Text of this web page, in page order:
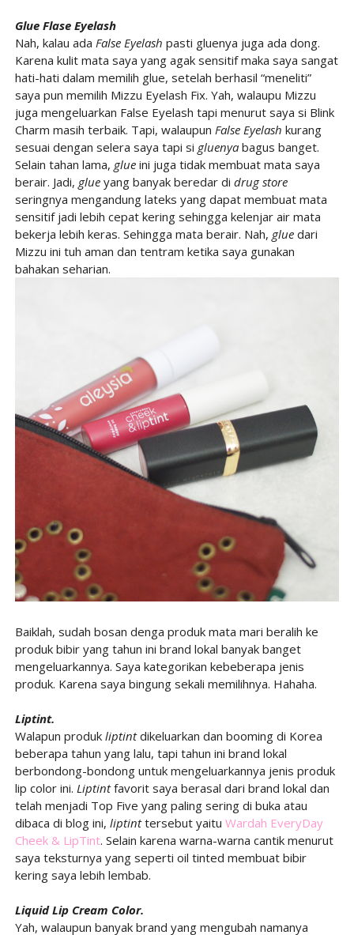
Glue Flase Eyelash
Nah, kalau ada False Eyelash pasti gluenya juga ada dong.
Karena kulit mata saya yang agak sensitif maka saya sangat
hati-hati dalam memilih glue, setelah berhasil “meneliti”
saya pun memilih Mizzu Eyelash Fix. Yah, walaupu Mizzu
juga mengeluarkan False Eyelash tapi menurut saya si Blink
Charm masih terbaik. Tapi, walaupun False Eyelash kurang
sesuai dengan selera saya tapi si gluenya bagus banget.
Selain tahan lama, glueini juga tidak membuat mata saya
berair. Jadi, glueyang banyak beredar di drug store
seringnya mengandung lateks yang dapat membuat mata
sensitif jadi lebih cepat kering sehingga kelenjar air mata
bekerja lebih keras. Sehingga mata berair. Nah, gluedari
Mizzu ini tuh aman dan tentram ketika saya gunakan
bahakan seharian.
Baiklah, sudah bosan denga produk mata mari beralih ke
produk bibir yang tahun ini brand lokal banyak banget
mengeluarkannya. Saya kategorikan kebeberapa jenis
produk. Karena saya bingung sekali memilihnya. Hahaha.
Liptint.
Walapun produk liptintdikeluarkan dan booming di Korea
beberapa tahun yang lalu, tapi tahun ini brand lokal
berbondong-bondong untuk mengeluarkannya jenis produk
lip color ini. Liptintfavorit saya berasal dari brand lokal dan
telah menjadi Top Five yang paling sering di buka atau
dibaca di blog ini, liptinttersebut yaitu Wardah EveryDay
Cheek & LipTint. Selain karena warna-warna cantik menurut
saya teksturnya yang seperti oil tinted membuat bibir
kering saya lebih lembab.
Liquid Lip Cream Color.
Yah, walaupun banyak brand yang mengubah namanya